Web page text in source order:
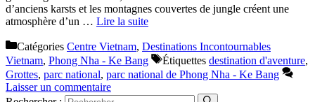
d’anciens karsts et les montagnes couvertes de jungle créent une
atmosphère d’un … Lire la suite
Catégories Centre Vietnam, Destinations Incontournables
Vietnam, Phong Nha - Ke Bang Étiquettes destination d'aventure,
Grottes, parc national, parc national de Phong Nha - Ke Bang
Laisser un commentaire